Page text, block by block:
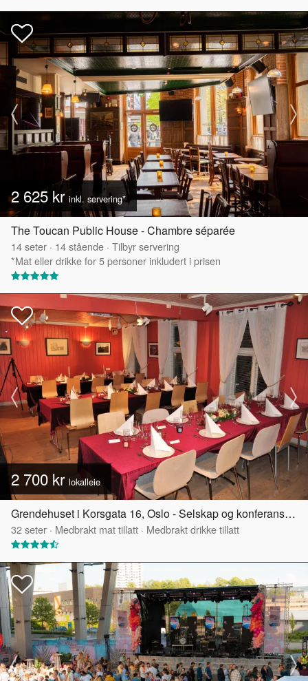
2 625 kr inkl. servering*
The Toucan Public House - Chambre séparée
14seter · 14stående · Tilbyr servering
*Mat eller drikke for 5 personer inkludert i prisen
2 700 kr lokalleie
Grendehuset i Korsgata 16, Oslo - Selskap og konferanselokale
32seter · Medbrakt mat tillatt · Medbrakt drikke tillatt